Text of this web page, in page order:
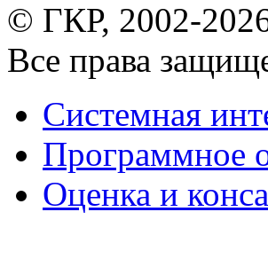
© ГКР, 2002-
Все права
Системная
Программное
Оценка и